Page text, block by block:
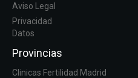
Aviso Legal
Privacidad
Datos
Provincias
Clinicas Fertilidad Madrid